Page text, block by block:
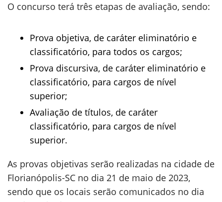
O concurso terá três etapas de avaliação, sendo:
Prova objetiva, de caráter eliminatório e
classificatório, para todos os cargos;
Prova discursiva, de caráter eliminatório e
classificatório, para cargos de nível
superior;
Avaliação de títulos, de caráter
classificatório, para cargos de nível
superior.
As provas objetivas serão realizadas na cidade de
Florianópolis-SC no dia 21 de maio de 2023,
sendo que os locais serão comunicados no dia